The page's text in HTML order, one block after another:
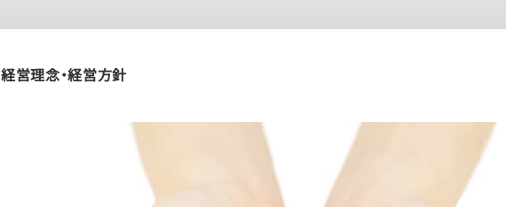
経営理念・経営方針